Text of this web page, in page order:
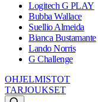
Logitech G PLAY
Bubba Wallace
Suellio Almeida
Bianca Bustamante
Lando Norris
G Challenge
OHJELMISTOT
TARJOUKSET